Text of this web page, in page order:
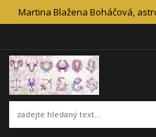
Martina Blažena Boháčová,